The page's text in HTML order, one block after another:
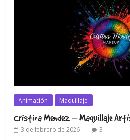
Animación Maquillaje
Cristina Mendez – Maquillaje
3 de febrero de 2026 3